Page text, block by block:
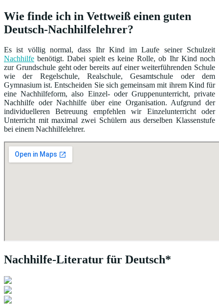
Wie finde ich in Vettweiß einen guten
Deutsch-Nachhilfelehrer?
Es ist völlig normal, dass Ihr Kind im Laufe seiner Schulzeit
Nachhilfe benötigt. Dabei spielt es keine Rolle, ob Ihr Kind noch
zur Grundschule geht oder bereits auf einer weiterführenden Schule
wie der Regelschule, Realschule, Gesamtschule oder dem
Gymnasium ist. Entscheiden Sie sich gemeinsam mit ihrem Kind für
eine Nachhilfeform, also Einzel- oder Gruppenunterricht, private
Nachhilfe oder Nachhilfe über eine Organisation. Aufgrund der
individuelleren Betreuung empfehlen wir Einzelunterricht oder
Unterricht mit maximal zwei Schülern aus derselben Klassenstufe
bei einem Nachhilfelehrer.
Nachhilfe-Literatur für Deutsch*